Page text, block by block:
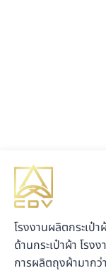
โรงงานผลิตกระเป๋
ด้านกระเป๋าผ้า โรง
การผลิตถุงผ้ามากว่